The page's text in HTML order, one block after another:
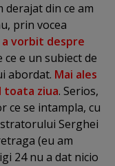
derajat din ce am
prin vocea
a vorbit despre
ce e un subiect de
abordat. Mai ales
toata ziua. Serios,
ce se intampla, cu
Serghei
(eu am
24 nu a dat nicio